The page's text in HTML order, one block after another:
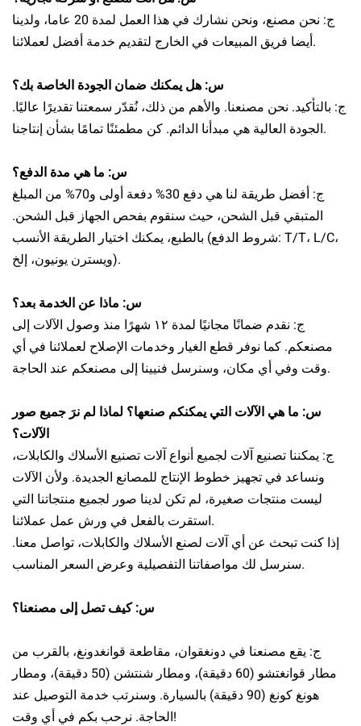
ج: نحن مصنع، ونحن نشارك في هذا العمل لمدة 20 عاما، ولدينا
أيضا فريق المبيعات في الخارج لتقديم خدمة أفضل لعملائنا.
س: هل يمكنك ضمان الجودة الخاصة بك؟
ج: بالتأكيد. نحن مصنعنا. والأهم من ذلك، نُقدّر سمعتنا تقديرًا عاليًا.
الجودة العالية هي مبدأنا الدائم. كن مطمئنًا تمامًا بشأن إنتاجنا.
س: ما هي مدة الدفع؟
ج: أفضل طريقة لنا هي دفع 30% دفعة أولى و70% من المبلغ
المتبقي قبل الشحن، حيث سنقوم بفحص الجهاز قبل الشحن.
بالطبع، يمكنك اختيار الطريقة الأنسب (شروط الدفع: T/T، L/C،
ويسترن يونيون، إلخ).
س: ماذا عن الخدمة بعد؟
ج: نقدم ضمانًا مجانيًا لمدة ١٢ شهرًا منذ وصول الآلات إلى
مصنعكم. كما نوفر قطع الغيار وخدمات الإصلاح لعملائنا في أي
وقت وفي أي مكان، وسنرسل فنيينا إلى مصنعكم عند الحاجة.
س: ما هي الآلات التي يمكنكم صنعها؟ لماذا لم نرَ جميع صور
الآلات؟
ج: يمكننا تصنيع آلات لجميع أنواع آلات تصنيع الأسلاك والكابلات،
ونساعد في تجهيز خطوط الإنتاج للمصانع الجديدة. ولأن الآلات
ليست منتجات صغيرة، لم تكن لدينا صور لجميع منتجاتنا التي
استقرت بالفعل في ورش عمل عملائنا.
إذا كنت تبحث عن أي آلات لصنع الأسلاك والكابلات، تواصل معنا.
سنرسل لك مواصفاتنا التفصيلية وعرض السعر المناسب.
س: كيف تصل إلى مصنعنا؟
ج: يقع مصنعنا في دونغقوان، مقاطعة قوانغدونغ، بالقرب من
مطار قوانغتشو (60 دقيقة)، ومطار شنتشن (50 دقيقة)، ومطار
هونغ كونغ (90 دقيقة) بالسيارة. وسنرتب خدمة التوصيل عند
الحاجة. نرحب بكم في أي وقت!